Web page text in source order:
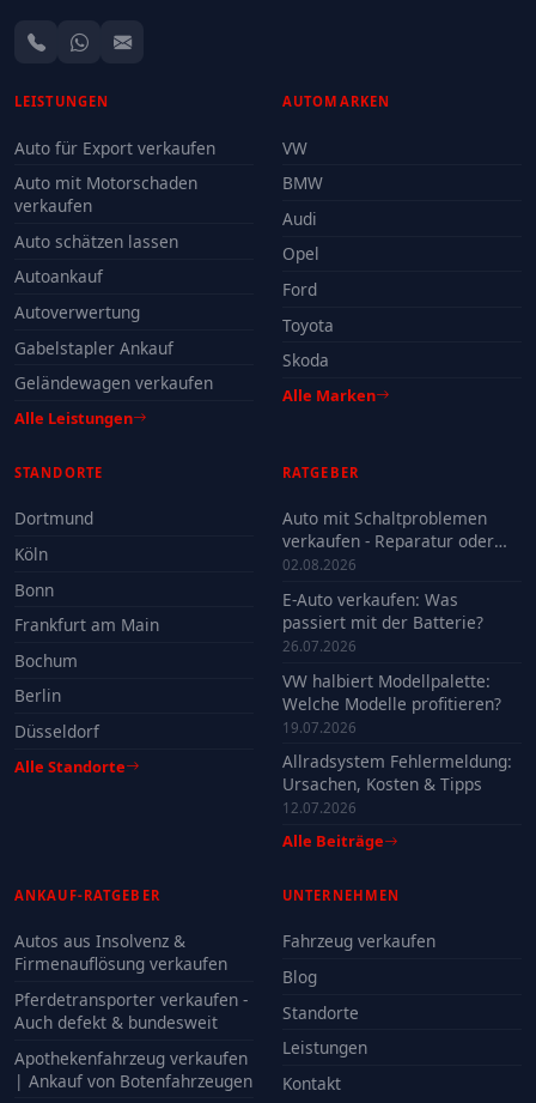
LEISTUNGEN
Auto für Export verkaufen
Auto mit Motorschaden
verkaufen
Auto schätzen lassen
Autoankauf
Autoverwertung
Gabelstapler Ankauf
Geländewagen verkaufen
Alle Leistungen
AUTOMARKEN
VW
BMW
Audi
Opel
Ford
Toyota
Skoda
Alle Marken
STANDORTE
Dortmund
Köln
Bonn
Frankfurt am Main
Bochum
Berlin
Düsseldorf
Alle Standorte
RATGEBER
Auto mit Schaltproblemen
verkaufen - Reparatur oder
Verkauf?
02.08.2026
E-Auto verkaufen: Was
passiert mit der Batterie?
26.07.2026
VW halbiert Modellpalette:
Welche Modelle profitieren?
19.07.2026
Allradsystem Fehlermeldung:
Ursachen, Kosten & Tipps
12.07.2026
Alle Beiträge
ANKAUF-RATGEBER
Autos aus Insolvenz &
Firmenauflösung verkaufen
Pferdetransporter verkaufen -
Auch defekt & bundesweit
Apothekenfahrzeug verkaufen
| Ankauf von Botenfahrzeugen
UNTERNEHMEN
Fahrzeug verkaufen
Blog
Standorte
Leistungen
Kontakt